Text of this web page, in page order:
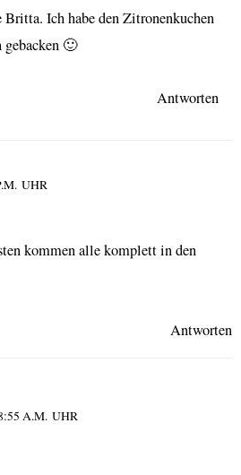
Ich habe den Zitronenkuchen
gebacken 🙂
Antworten
UHR
kommen alle komplett in den
Antworten
A.M. UHR